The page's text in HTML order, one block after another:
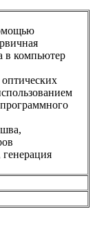
в компьютер
генерация